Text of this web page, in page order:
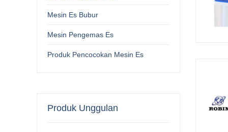
Mesin Es Bubur
Mesin Pengemas Es
Produk Pencocokan Mesin Es
Produk Unggulan